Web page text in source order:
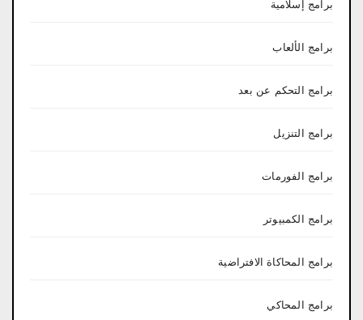
برامج إسلامية
برامج الألعاب
برامج التحكم عن بعد
برامج التنزيل
برامج الفورمات
برامج الكمبيوتر
برامج المحاكاة الافتراضية
برامج المحاكي